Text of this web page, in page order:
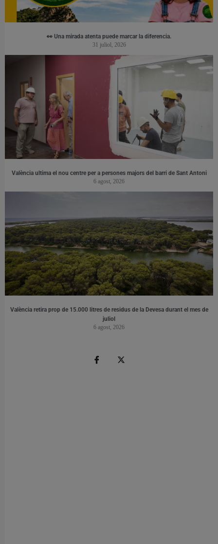
👀 Una mirada atenta puede marcar la diferencia.
31 juliol, 2026
València ultima el nou centre per a persones majors del barri de Sant Antoni
6 agost, 2026
València retira prop de 15.000 litres de residus de la Devesa durant el mes de
juliol
6 agost, 2026